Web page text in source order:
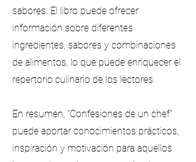
sabores: El libro puede ofrecer
información sobre diferentes
ingredientes, sabores y combinaciones
de alimentos, lo que puede enriquecer el
repertorio culinario de los lectores.
En resumen, "Confesiones de un chef"
puede aportar conocimientos prácticos,
inspiración y motivación para aquellos